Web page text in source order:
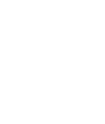
separata pentru copii
prosoape contra cost